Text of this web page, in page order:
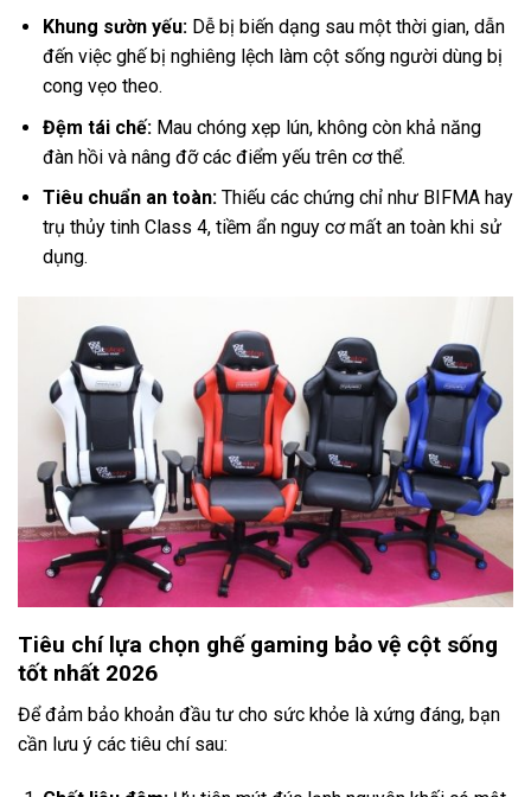
Khung sườn yếu:Dễ bị biến dạng sau một thời gian, dẫn
đến việc ghế bị nghiêng lệch làm cột sống người dùng bị
cong vẹo theo.
Đệm tái chế:Mau chóng xẹp lún, không còn khả năng
đàn hồi và nâng đỡ các điểm yếu trên cơ thể.
Tiêu chuẩn an toàn:Thiếu các chứng chỉ như BIFMA hay
trụ thủy tinh Class 4, tiềm ẩn nguy cơ mất an toàn khi sử
dụng.
Tiêu chí lựa chọn ghế gaming bảo vệ cột sống
tốt nhất 2026
Để đảm bảo khoản đầu tư cho sức khỏe là xứng đáng, bạn
cần lưu ý các tiêu chí sau: